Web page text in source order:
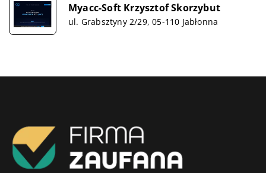
Myacc-Soft Krzysztof Skorzybut
ul. Grabsztyny 2/29, 05-110 Jabłonna